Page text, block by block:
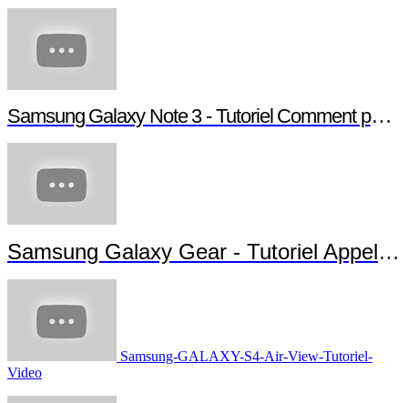
Samsung Galaxy Note 3 - Tutoriel Comment paramétrer votre Note 3
Samsung Galaxy Gear - Tutoriel Appels et Messages
Samsung-GALAXY-S4-Air-View-Tutoriel-
Video